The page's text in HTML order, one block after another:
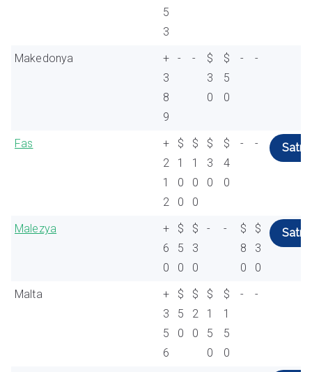
5
3
Makedonya
+
3
8
9
- -
$
3
0
$
5
0
- -
Fas
+
2
1
2
$
1
0
0
$
1
0
0
$
3
0
$
4
0
- - Satın
Malezya
+
6
0
$
5
0
$
3
0
- -
$
8
0
$
3
0
Satın
Malta
+
3
5
6
$
5
0
$
2
0
$
1
5
0
$
1
5
0
- -